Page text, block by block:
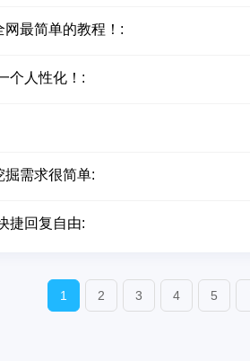
最简单的教程！:
个人性化！:
掘需求很简单:
捷回复自由:
1 2 3 4 5